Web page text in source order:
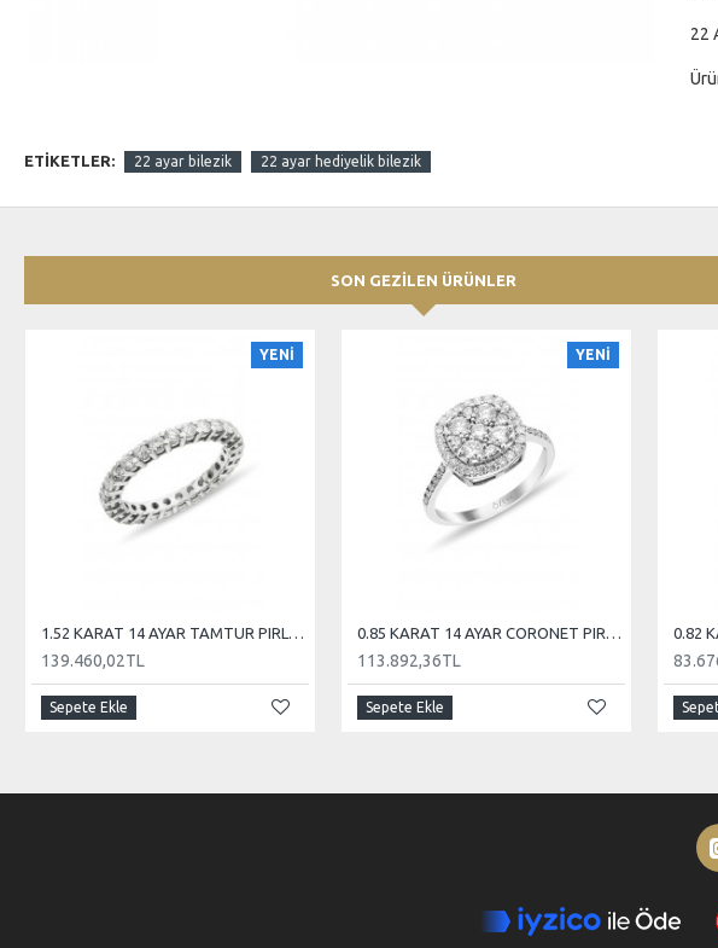
22
ETIKETLER: 22 ayar bilezik 22 ayar hediyelik bilezik
SON GEZİLEN ÜRÜNLER
YENİ
1.52 KARAT 14 AYAR TAMTUR PIRLANTA
139.460,02TL
Sepete Ekle
YENİ
0.85 KARAT 14 AYAR CORONET PIRLANTA
113.892,36TL
Sepete Ekle